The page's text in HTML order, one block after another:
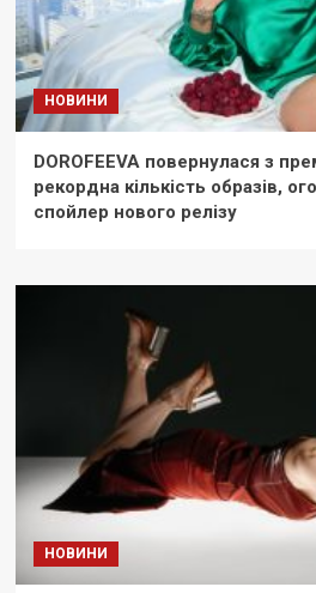
НОВИНИ
DOROFEEVA повернулася з
рекордна кількість образів,
спойлер нового релізу
НОВИНИ